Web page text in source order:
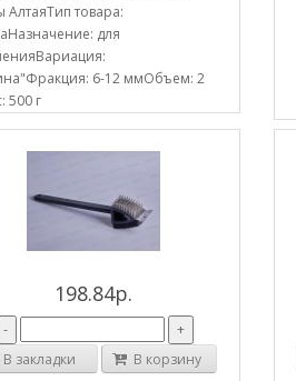
АлтаяТип товара:
для
6-12 ммОбъем: 2
500 г
198.84р.
-
+
В закладки
В корзину